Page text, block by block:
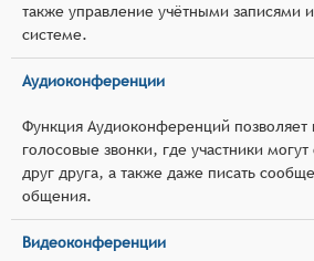
также управление учётными записями
системе.
Аудиоконференции
Функция Аудиоконференций позволяет
голосовые звонки, где участники
друг друга, а также даже писать
общения.
Видеоконференции